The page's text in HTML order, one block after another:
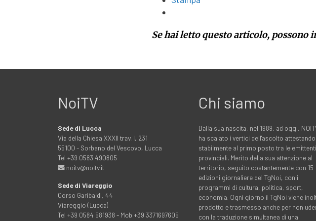
Se hai letto questo articolo, possono
NoiTV
Sede di Lucca
Via della Chiesa XXXII trav. I, 231
55100 - Sorbano del Vescovo, Lucca
Tel +39 0583 490805
noitv@noitv.it
Sede di Viareggio
Corso Garibaldi, 44
Viareggio (Lucca)
Tel +39 0584 581938 - Mob +39 3371697605
Chi siamo
Dalla sua nascita, nel 1989, ad oggi,
ha scalato i vertici dell'ascolto
stabilmente al primo posto tra le emittenti
provinciali. Merito della sua attenzione al
territorio, seguito costantemente con 15
edizioni giornaliere del TgNoi, con i
programmi di cultura, politica, sport,
economia. Ogni giorno il TgNoi viene
prodotto e trasmesso anche per non
con la traduzione simultanea di una